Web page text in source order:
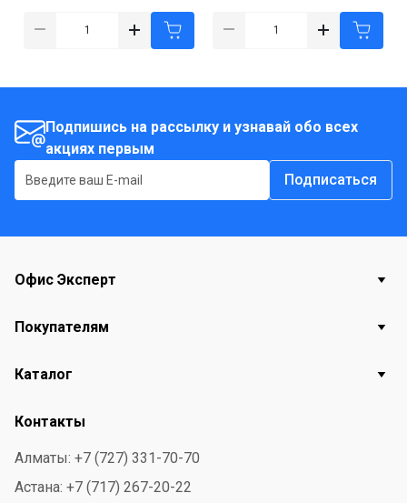
Подпишись на рассылку и узнавай обо всех
акциях первым
Подписаться
Офис Эксперт
Покупателям
Каталог
Контакты
Алматы: +7 (727) 331-70-70
Астана: +7 (717) 267-20-22